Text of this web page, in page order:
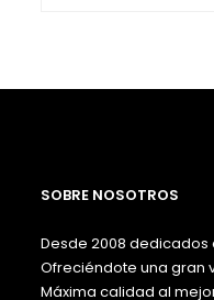
SOBRE NOSOTROS
Desde 2008 dedicados
Ofreciéndote una gran
Máxima calidad al